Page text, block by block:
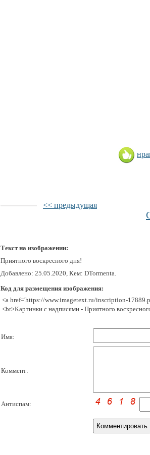
<< предыдущая
Текст на изображении:
Приятного воскресного дня!
Добавлено: 25.05.2020, Кем: DTormenta.
Код для размещения изображения:
<a href='https://www.imagetext.ru/inscription-
<br>Картинки с надписями - Приятного
Имя:
Коммент:
Антиспам: